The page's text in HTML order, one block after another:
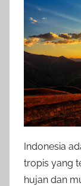
Indonesia
tropis yang
hujan dan